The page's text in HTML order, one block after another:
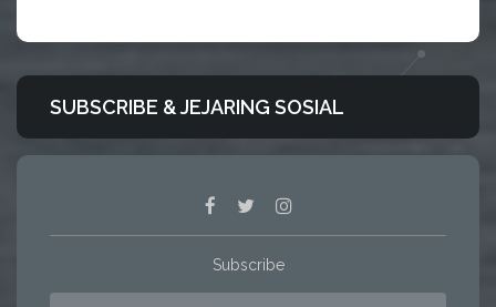
SUBSCRIBE & JEJARING SOSIAL
Subscribe